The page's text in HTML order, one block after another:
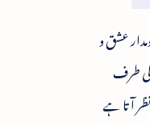
عشق و
طرف
آتا ہے